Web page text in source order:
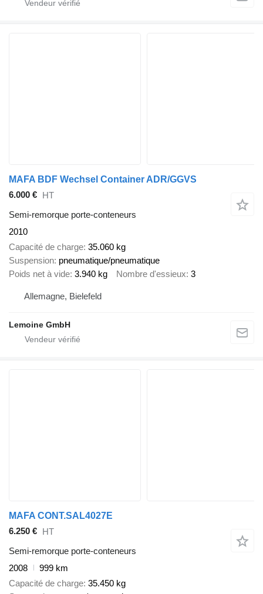
MAFA BDF Wechsel Container ADR/GGVS
6.000 € HT
Semi-remorque porte-conteneurs
2010
Capacité de charge 35.060 kg
Suspension pneumatique/pneumatique
Poids net à vide 3.940 kg Nombre d'essieux 3
Allemagne, Bielefeld
Lemoine GmbH
MAFA CONT.SAL4027E
6.250 €
HT
Semi-remorque porte-conteneurs
2008
999 km
Capacité de charge 35.450 kg